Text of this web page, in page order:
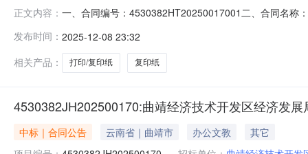
正文内容： 一、合同编号：4530382HT20250017001二、合同名称
麟区翠峰东路50-5联系方式：13097465562六、合同主
发布时间： 2025-12-08 23:32
相关产品：
打印/复印纸 复印纸
4530382JH202500170:曲靖经济技术开发区经济发展
中标｜合同公告 云南省｜曲靖市 办公文教
其它